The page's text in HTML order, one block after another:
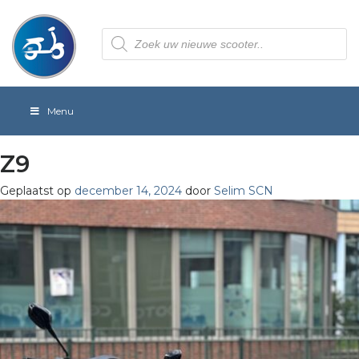
Producten
zoeken
Menu
Z9
Geplaatst op december 14, 2024 door Selim SCN